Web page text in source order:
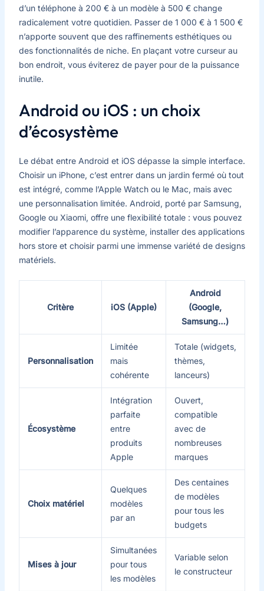
d’un téléphone à 200 € à un modèle à 500 € change
radicalement votre quotidien. Passer de 1 000 € à 1 500 €
n’apporte souvent que des raffinements esthétiques ou
des fonctionnalités de niche. En plaçant votre curseur au
bon endroit, vous éviterez de payer pour de la puissance
inutile.
Android ou iOS : un choix
d’écosystème
Le débat entre Android et iOS dépasse la simple interface.
Choisir un iPhone, c’est entrer dans un jardin fermé où tout
est intégré, comme l’Apple Watch ou le Mac, mais avec
une personnalisation limitée. Android, porté par Samsung,
Google ou Xiaomi, offre une flexibilité totale : vous pouvez
modifier l’apparence du système, installer des applications
hors store et choisir parmi une immense variété de designs
matériels.
Critère iOS (Apple)
Android
(Google,
Samsung…)
Personnalisation
Limitée
mais
cohérente
Totale (widgets,
thèmes,
lanceurs)
Écosystème
Intégration
parfaite
entre
produits
Apple
Ouvert,
compatible
avec de
nombreuses
marques
Choix matériel
Quelques
modèles
par an
Des centaines
de modèles
pour tous les
budgets
Mises à jour
Simultanées
pour tous
les modèles
Variable selon
le constructeur